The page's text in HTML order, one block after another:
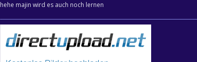
hehe majin wird es auch noch lernen